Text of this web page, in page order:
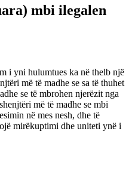
mbi ilegalen
i yni hulumtues ka në thelb një
më të madhe se sa të thuhet
se të mbrohen njerëzit nga
më të madhe se mbi
në mes nesh, dhe të
mirëkuptimi dhe uniteti ynë i